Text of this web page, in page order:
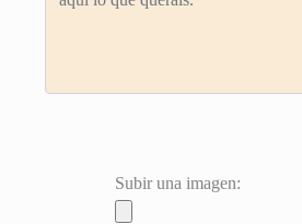
Subir una imagen: